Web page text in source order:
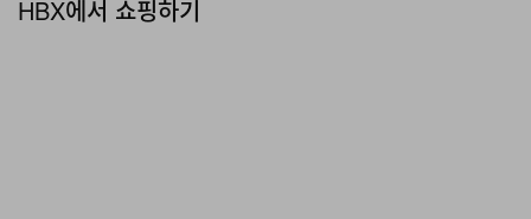
HBX에서 쇼핑하기